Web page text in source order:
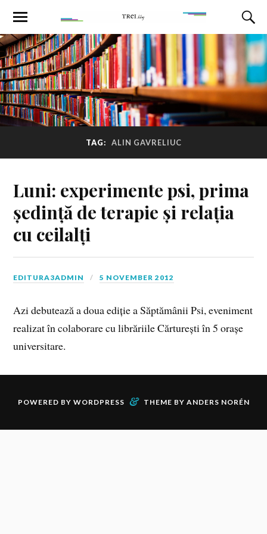
TAG: ALIN GAVRELIUC
Luni: experimente psi, prima
ședință de terapie și relația
cu ceilalți
EDITURA3ADMIN 5 NOVEMBER 2012
Azi debutează a doua ediție a Săptămânii Psi, eveniment
realizat în colaborare cu librăriile Cărturești în 5 orașe
universitare.
POWERED BY WORDPRESS & THEME BY ANDERS NORÉN